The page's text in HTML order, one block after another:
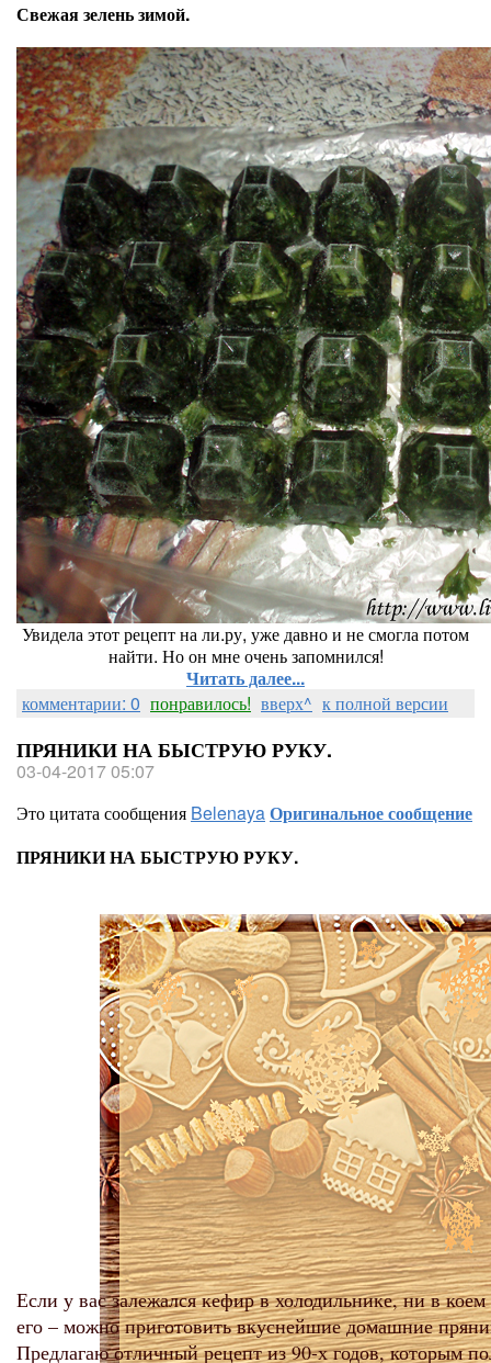
Свежая зелень зимой.
Увидела этот рецепт на ли.ру, уже давно и не смогла потом
найти. Но он мне очень запомнился!
Читать далее...
комментарии: 0 понравилось! вверх^ к полной версии
ПРЯНИКИ НА БЫСТРУЮ РУКУ.
03-04-2017 05:07
Это цитата сообщения BelenayaОригинальное сообщение
ПРЯНИКИ НА БЫСТРУЮ РУКУ.
Если у вас залежался кефир в холодильнике, ни в
его – можно приготовить вкуснейшие домашние
Предлагаю отличный рецепт из 90-х годов, которым